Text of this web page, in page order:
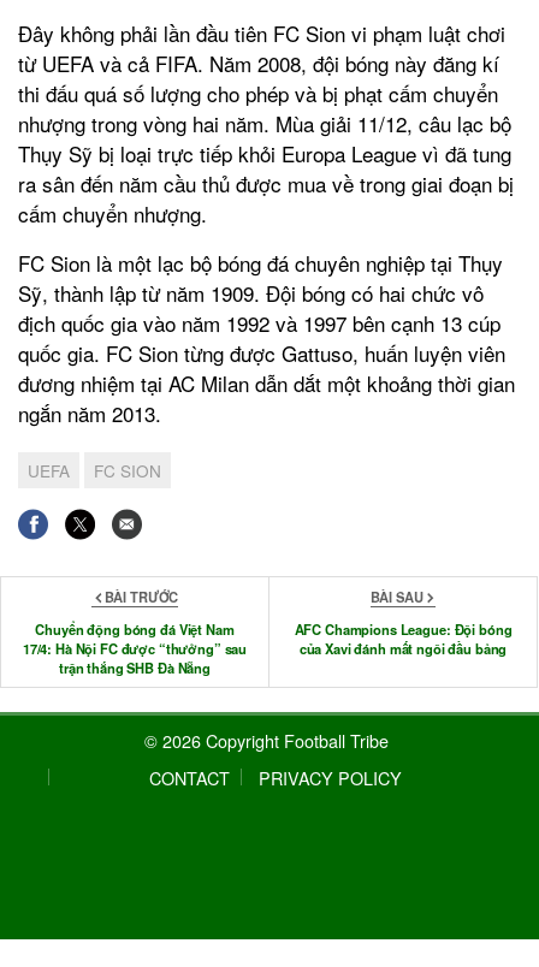
Đây không phải lần đầu tiên FC Sion vi phạm luật chơi
từ UEFA và cả FIFA. Năm 2008, đội bóng này đăng kí
thi đấu quá số lượng cho phép và bị phạt cấm chuyển
nhượng trong vòng hai năm. Mùa giải 11/12, câu lạc bộ
Thụy Sỹ bị loại trực tiếp khỏi Europa League vì đã tung
ra sân đến năm cầu thủ được mua về trong giai đoạn bị
cấm chuyển nhượng.
FC Sion là một lạc bộ bóng đá chuyên nghiệp tại Thụy
Sỹ, thành lập từ năm 1909. Đội bóng có hai chức vô
địch quốc gia vào năm 1992 và 1997 bên cạnh 13 cúp
quốc gia. FC Sion từng được Gattuso, huấn luyện viên
đương nhiệm tại AC Milan dẫn dắt một khoảng thời gian
ngắn năm 2013.
UEFA FC SION
BÀI TRƯỚC
Chuyển động bóng đá Việt Nam
17/4: Hà Nội FC được “thưởng” sau
trận thắng SHB Đà Nẵng
BÀI SAU
AFC Champions League: Đội bóng
của Xavi đánh mất ngôi đầu bảng
© 2026 Copyright Football Tribe
CONTACT
PRIVACY POLICY